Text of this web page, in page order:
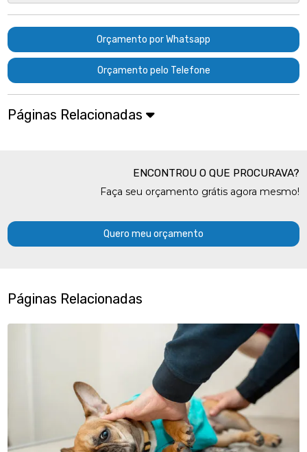
Orçamento por Whatsapp
Orçamento pelo Telefone
Páginas Relacionadas
ENCONTROU O QUE PROCURAVA?
Faça seu orçamento grátis agora mesmo!
Quero meu orçamento
Páginas Relacionadas